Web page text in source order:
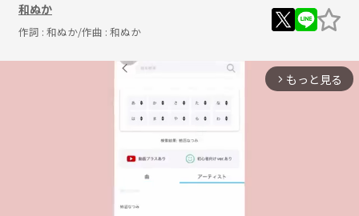
和ぬか
作詞 : 和ぬか/作曲 : 和ぬか
arrow_forward_ios もっと見る